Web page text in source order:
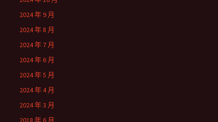
2024 年 9 月
2024 年 8 月
2024 年 7 月
2024 年 6 月
2024 年 5 月
2024 年 4 月
2024 年 3 月
2018 年 6 月